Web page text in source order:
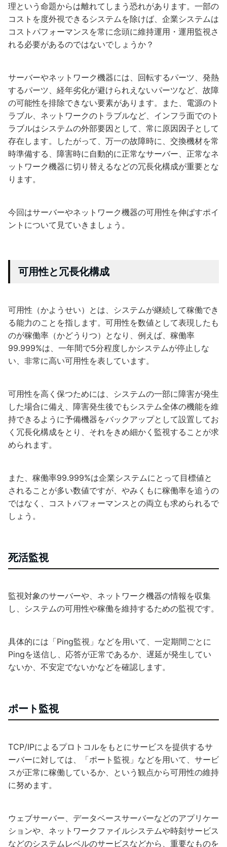
理という命題からは離れてしまう恐れがあります。一部の
コストを度外視できるシステムを除けば、企業システムは
コストパフォーマンスを常に念頭に維持運用・運用監視さ
れる必要があるのではないでしょうか？
サーバーやネットワーク機器には、回転するパーツ、発熱
するパーツ、経年劣化が避けられえないパーツなど、故障
の可能性を排除できない要素があります。また、電源のト
ラブル、ネットワークのトラブルなど、インフラ面でのト
ラブルはシステムの外部要因として、常に原因因子として
存在します。したがって、万一の故障時に、交換機材を常
時準備する、障害時に自動的に正常なサーバー、正常なネ
ットワーク機器に切り替えるなどの冗長化構成が重要とな
ります。
今回はサーバーやネットワーク機器の可用性を伸ばすポイ
ントについて見ていきましょう。
可用性と冗長化構成
可用性（かようせい）とは、システムが継続して稼働でき
る能力のことを指します。可用性を数値として表現したも
のが稼働率（かどうりつ）となり、例えば、稼働率
99.999%は、一年間で5分程度しかシステムが停止しな
い、非常に高い可用性を表しています。
可用性を高く保つためには、システムの一部に障害が発生
した場合に備え、障害発生後でもシステム全体の機能を維
持できるように予備機器をバックアップとして設置してお
く冗長化構成をとり、それをきめ細かく監視することが求
められます。
また、稼働率99.999%は企業システムにとって目標値と
されることが多い数値ですが、やみくもに稼働率を追うの
ではなく、コストパフォーマンスとの両立も求められるで
しょう。
死活監視
監視対象のサーバーや、ネットワーク機器の情報を収集
し、システムの可用性や稼働を維持するための監視です。
具体的には「Ping監視」などを用いて、一定期間ごとに
Pingを送信し、応答が正常であるか、遅延が発生してい
ないか、不安定でないかなどを確認します。
ポート監視
TCP/IPによるプロトコルをもとにサービスを提供するサ
ーバーに対しては、「ポート監視」などを用いて、サービ
スが正常に稼働しているか、という観点から可用性の維持
に努めます。
ウェブサーバー、データベースサーバーなどのアプリケー
ションや、ネットワークファイルシステムや時刻サービス
などのシステムレベルのサービスなどから、重要なものを